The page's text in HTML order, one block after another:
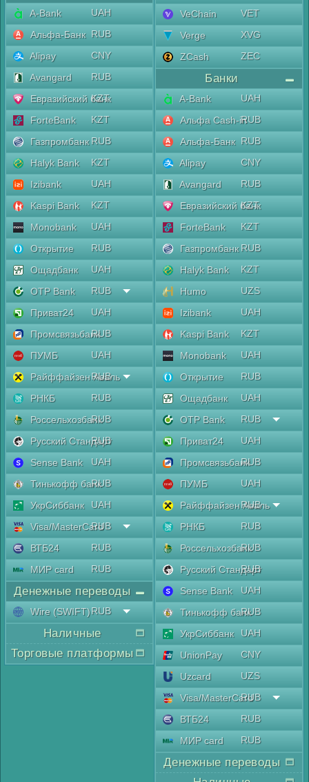
A-Bank
UAH
Альфа-Банк RUB
Alipay
CNY
Avangard
RUB
Евразийский банк
KZT
ForteBank
KZT
Газпромбанк RUB
Halyk Bank
KZT
Izibank
UAH
Kaspi Bank
KZT
Monobank
UAH
Открытие
RUB
Ощадбанк
UAH
OTP Bank
RUB
Приват24
UAH
ПромсвязьбанкRUB
ПУМБ
UAH
Райффайзен Аваль
RUB
РНКБ
RUB
РоссельхозбанкRUB
Русский Стандарт
RUB
Sense Bank
UAH
Тинькофф банкRUB
УкрСиббанк
UAH
Visa/MasterCard
RUB
ВТБ24
RUB
МИР card
RUB
Денежные переводы
Wire (SWIFT)RUB
Наличные
Торговые платформы
VeChain
VET
Verge
XVG
ZCash
ZEC
Банки
A-Bank
UAH
Альфа Cash-inRUB
Альфа-Банк RUB
Alipay
CNY
Avangard
RUB
Евразийский банк
KZT
ForteBank
KZT
Газпромбанк RUB
Halyk Bank
KZT
Humo
UZS
Izibank
UAH
Kaspi Bank
KZT
Monobank
UAH
Открытие
RUB
Ощадбанк
UAH
OTP Bank
RUB
Приват24
UAH
ПромсвязьбанкRUB
ПУМБ
UAH
Райффайзен Аваль
RUB
РНКБ
RUB
РоссельхозбанкRUB
Русский Стандарт
RUB
Sense Bank
UAH
Тинькофф банкRUB
УкрСиббанк
UAH
UnionPay
CNY
Uzcard
UZS
Visa/MasterCard
RUB
ВТБ24
RUB
МИР card
RUB
Денежные переводы